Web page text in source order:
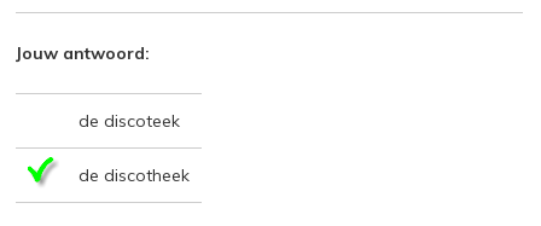
Jouw antwoord:
de discoteek
de discotheek